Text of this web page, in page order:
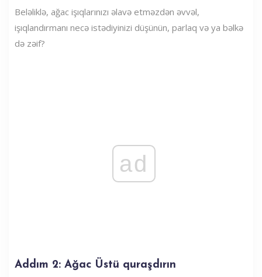
Beləliklə, ağac işıqlarınızı əlavə etməzdən əvvəl,
işıqlandırmanı necə istədiyinizi düşünün, parlaq və ya bəlkə
də zəif?
ad
Addım 2: Ağac Üstü quraşdırın